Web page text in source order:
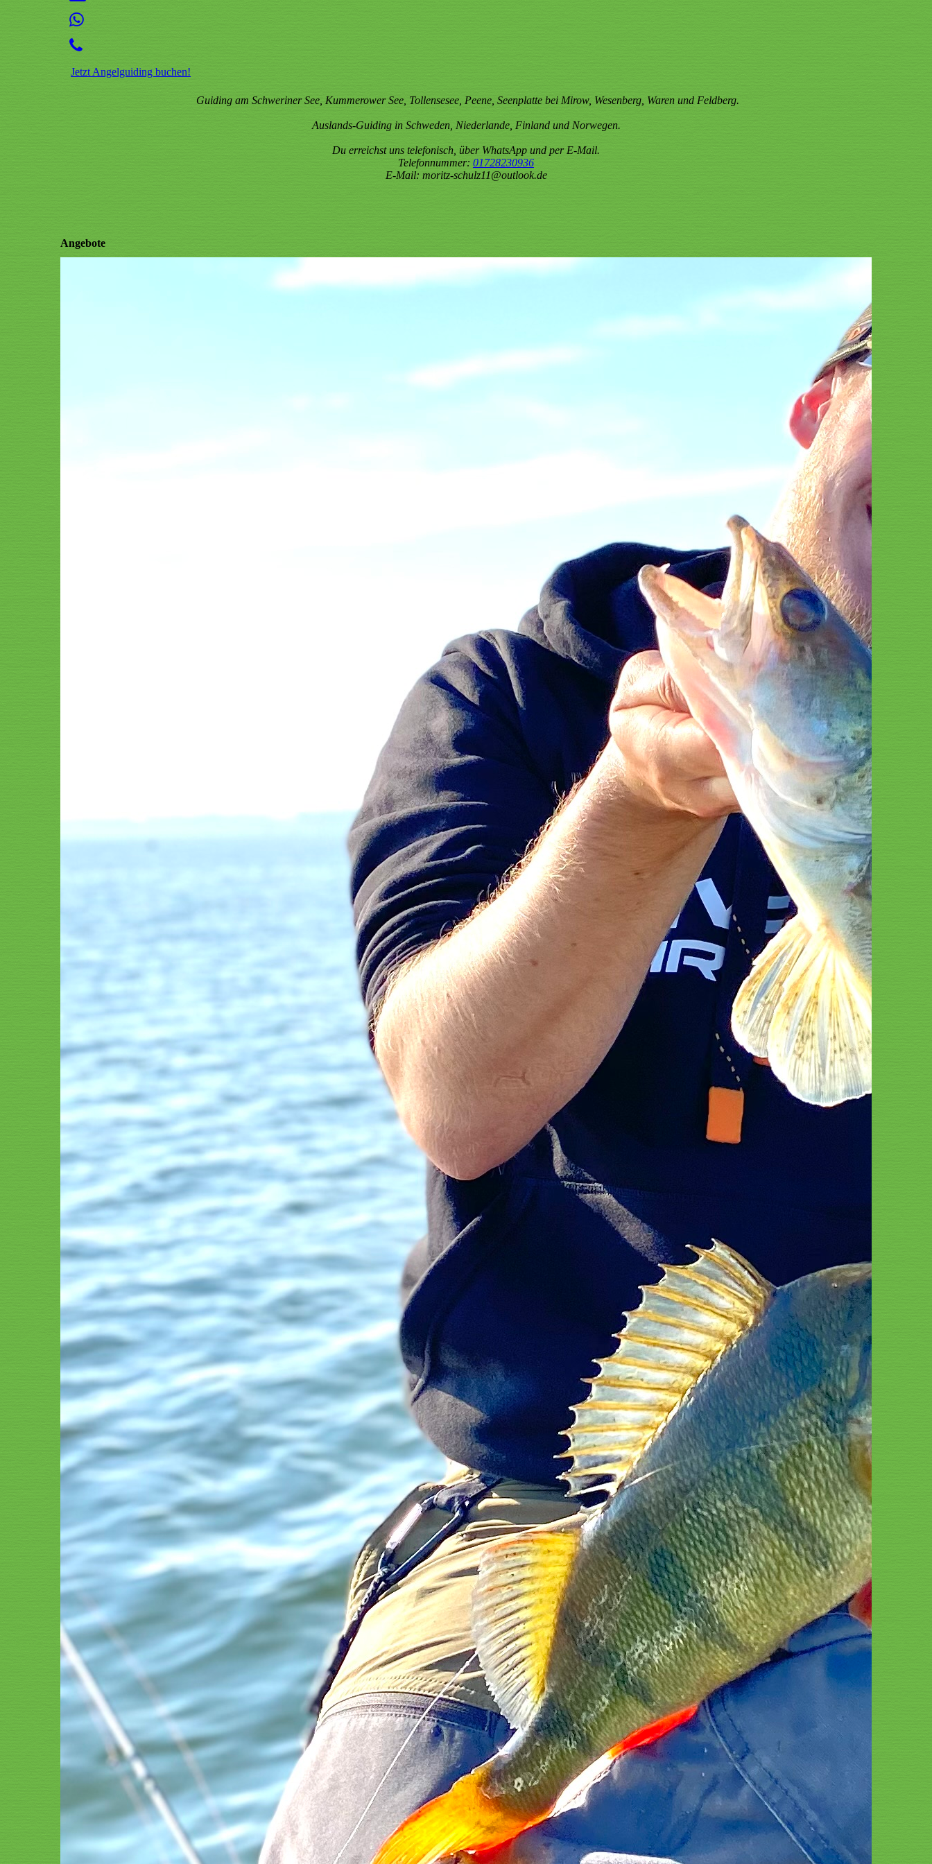
Jetzt Angelguiding buchen!
Guiding am Schweriner See, Kummerower See, Tollensesee, Peene, Seenplatte bei Mirow, Wesenberg, Waren und Feldberg.
Auslands-Guiding in Schweden, Niederlande, Finland und Norwegen.
Du erreichst uns telefonisch, über WhatsApp und per E-Mail.
Telefonnummer: 01728230936
E-Mail: moritz-schulz11@outlook.de
Angebote